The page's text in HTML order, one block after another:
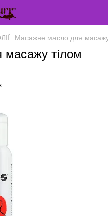
Масажне масло для
тілом